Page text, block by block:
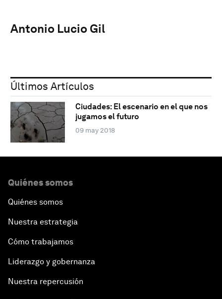
Antonio Lucio Gil
Últimos Artículos
Ciudades: El escenario en el que nos
jugamos el futuro
09 may 2018
Quiénes somos
Quiénes somos
Nuestra estrategia
Cómo trabajamos
Liderazgo y gobernanza
Nuestra repercusión